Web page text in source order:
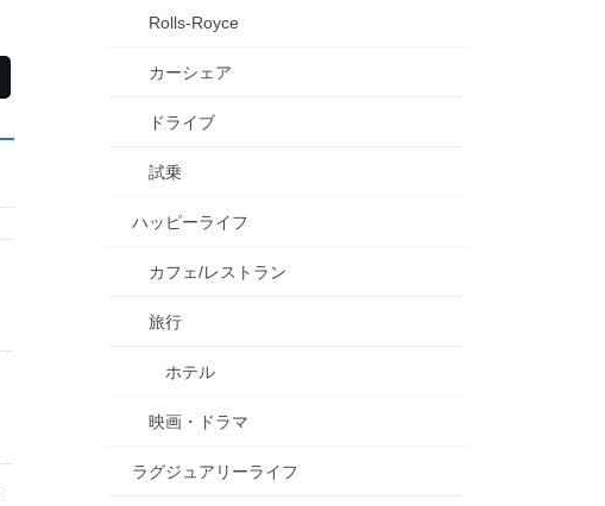
Rolls-Royce
カーシェア
ドライブ
試乗
ハッピーライフ
カフェ/レストラン
旅行
ホテル
映画・ドラマ
ラグジュアリーライフ